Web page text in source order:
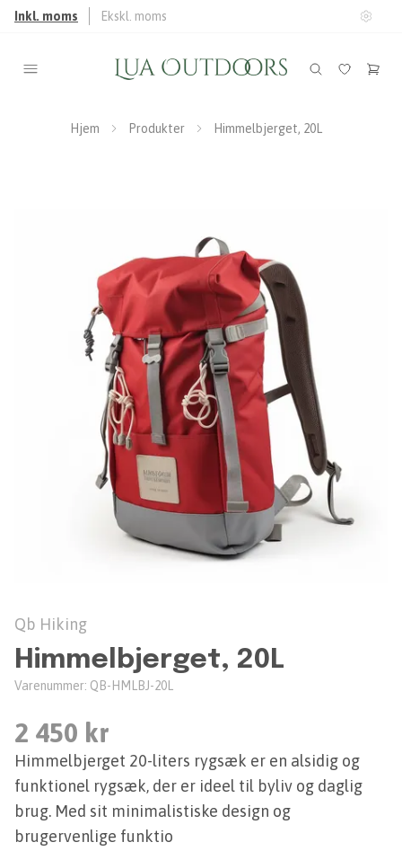
Inkl. moms Ekskl. moms
Hjem Produkter Himmelbjerget, 20L
Qb Hiking
Himmelbjerget, 20L
Varenummer: QB-HMLBJ-20L
2 450 kr
Himmelbjerget 20-liters rygsæk er en alsidig og
funktionel rygsæk, der er ideel til byliv og daglig
brug. Med sit minimalistiske design og
brugervenlige funktio